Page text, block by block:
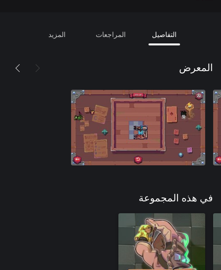
التفاصيل المراجعات المزيد
المعرض
في هذه المجموعة